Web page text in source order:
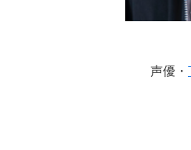
声優・